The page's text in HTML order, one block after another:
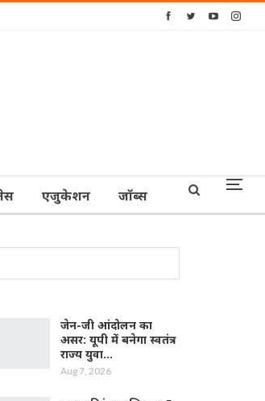
एजुकेशन जॉब्‍स
जेन-जी आंदोलन का
असर: यूपी में बनेगा स्वतंत्र
राज्य युवा…
Aug 7, 2026